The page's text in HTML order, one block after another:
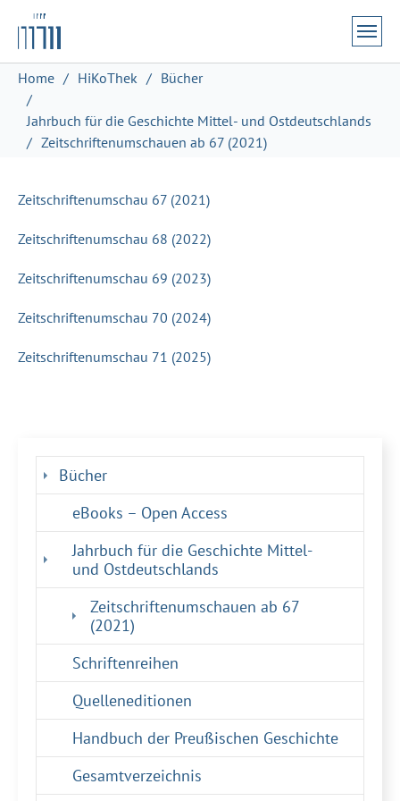
Zum Hauptinhalt springen
Skip to page footer
Sie sind hier:
Home HiKoThek Bücher
Jahrbuch für die Geschichte Mittel- und Ostdeutschlands
Zeitschriftenumschauen ab 67 (2021)
Zeitschriftenumschau 67 (2021)
Zeitschriftenumschau 68 (2022)
Zeitschriftenumschau 69 (2023)
Zeitschriftenumschau 70 (2024)
Zeitschriftenumschau 71 (2025)
Bücher
eBooks – Open Access
Jahrbuch für die Geschichte Mittel-
und Ostdeutschlands
Zeitschriftenumschauen ab 67
(2021)
Schriftenreihen
Quelleneditionen
Handbuch der Preußischen Geschichte
Gesamtverzeichnis